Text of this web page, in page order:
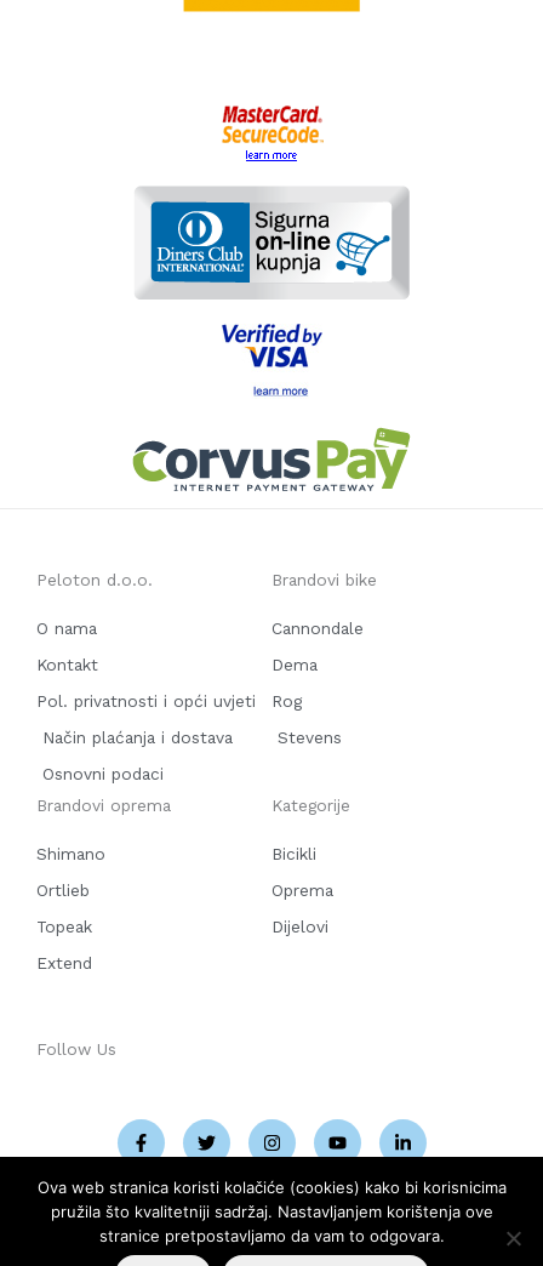
Peloton d.o.o.
O nama
Kontakt
Pol. privatnosti i opći uvjeti
Način plaćanja i dostava
Osnovni podaci
Brandovi bike
Cannondale
Dema
Rog
Stevens
Brandovi oprema
Shimano
Ortlieb
Topeak
Extend
Kategorije
Bicikli
Oprema
Dijelovi
Follow Us
c
e
b
o
o
k
-
f
i
t
t
e
r
s
t
a
g
r
a
m
u
t
u
b
e
n
k
e
d
n
-
i
COPYRIGHT © 2026PELOTON BIKE SHOP|
Ova web stranica koristi kolačiće (cookies) kako bi korisnicima
pružila što kvalitetniji sadržaj. Nastavljanjem korištenja ove
stranice pretpostavljamo da vam to odgovara.